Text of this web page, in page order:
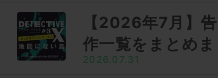
【2026年7月】
作一覧をまとめ
2026.07.31